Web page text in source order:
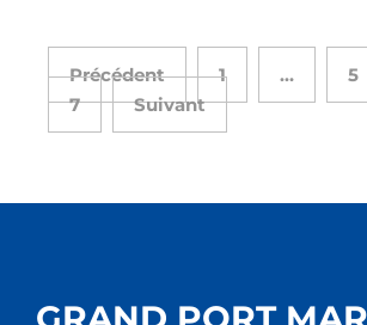
Précédent 1 … 5
7
Suivant